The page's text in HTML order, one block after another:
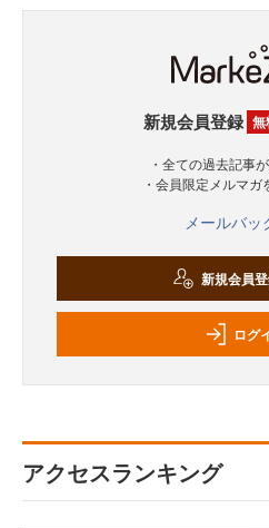
新規会員登録 無
・全ての過去記事
・会員限定メルマ
メールバッ
新規会員
ログ
アクセスランキング